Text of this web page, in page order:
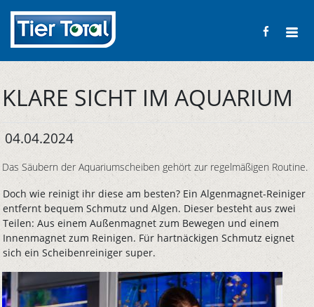
KLARE SICHT IM AQUARIUM
04.04.2024
Das Säubern der Aquariumscheiben gehört zur regelmäßigen Routine.
Doch wie reinigt ihr diese am besten? Ein Algenmagnet-Reiniger
entfernt bequem Schmutz und Algen. Dieser besteht aus zwei
Teilen: Aus einem Außenmagnet zum Bewegen und einem
Innenmagnet zum Reinigen. Für hartnäckigen Schmutz eignet
sich ein Scheibenreiniger super.